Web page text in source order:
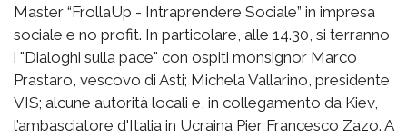
Master “FrollaUp - Intraprendere Sociale” in impresa
sociale e no profit. In particolare, alle 14.30, si terranno
i "Dialoghi sulla pace" con ospiti monsignor Marco
Prastaro, vescovo di Asti; Michela Vallarino, presidente
VIS; alcune autorità locali e, in collegamento da Kiev,
l’ambasciatore d'Italia in Ucraina Pier Francesco Zazo. A